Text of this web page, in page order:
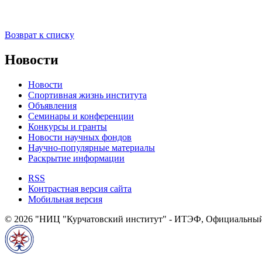
Возврат к списку
Новости
Новости
Спортивная жизнь института
Объявления
Семинары и конференции
Конкурсы и гранты
Новости научных фондов
Научно-популярные материалы
Раскрытие информации
RSS
Контрастная версия сайта
Мобильная версия
© 2026 "НИЦ "Курчатовский институт" - ИТЭФ,